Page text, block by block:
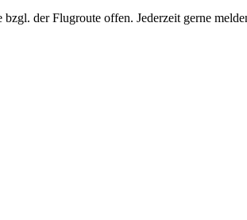
der Flugroute offen. Jederzeit gerne